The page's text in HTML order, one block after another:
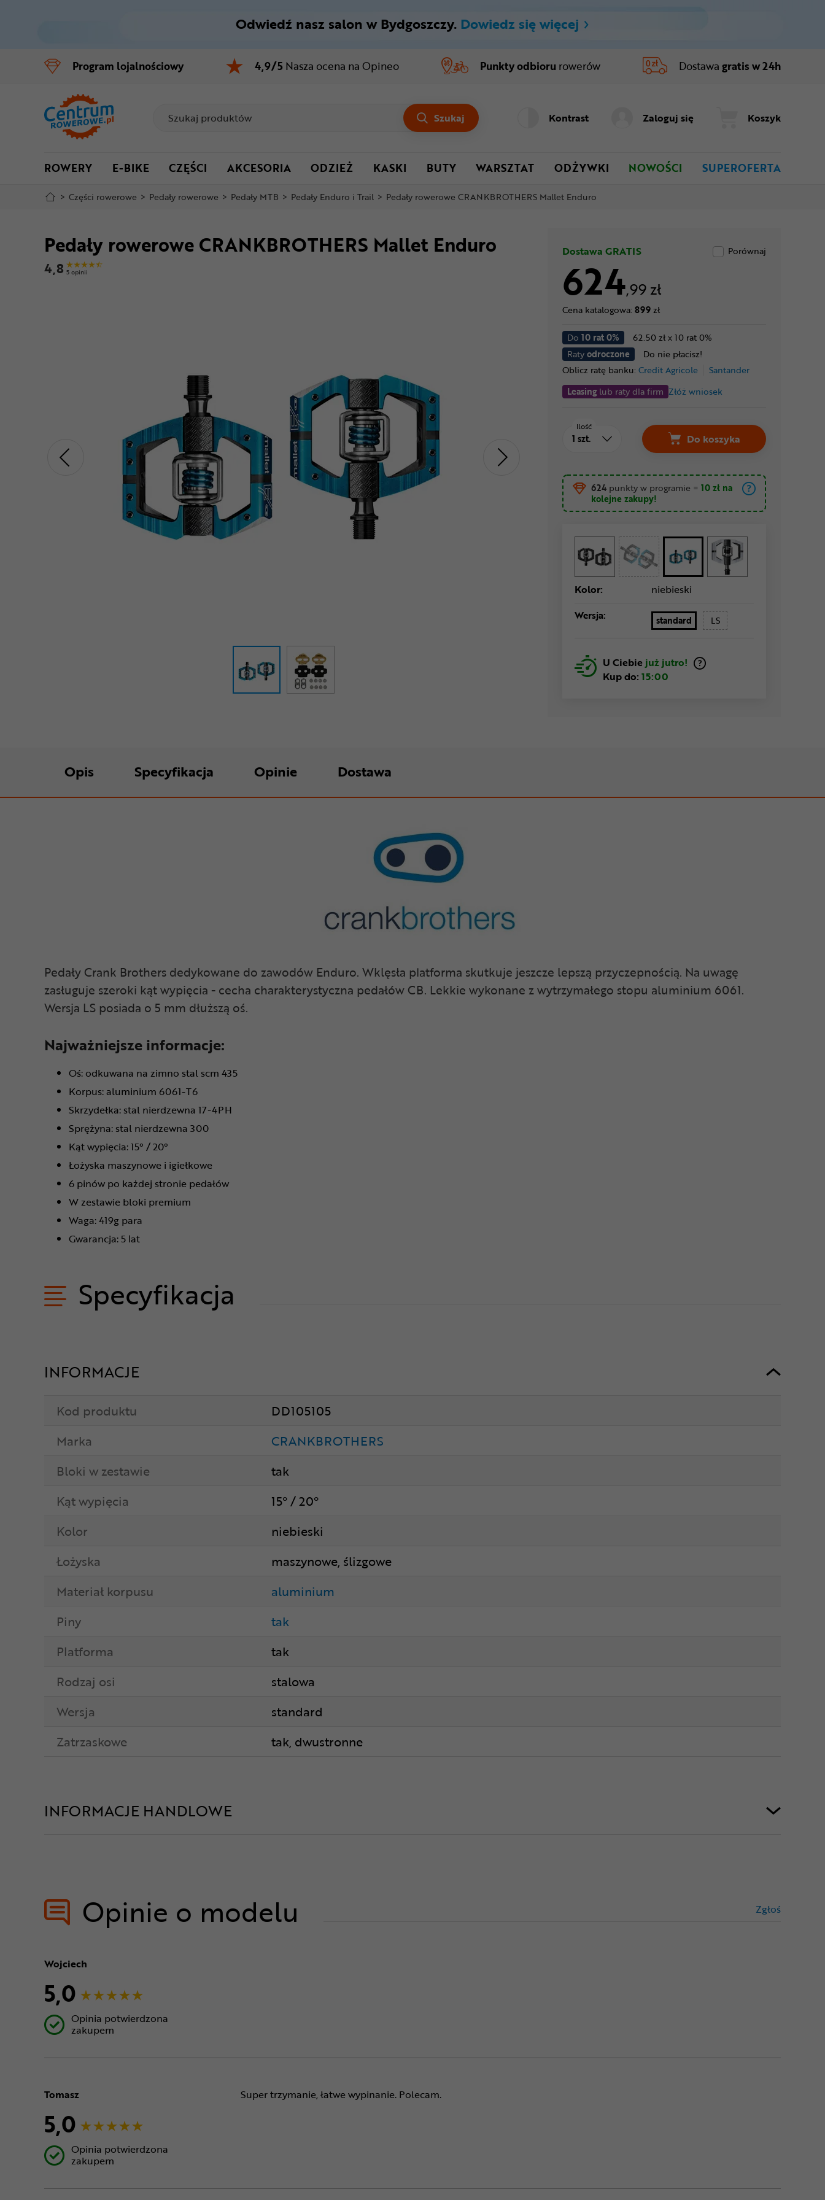
Menu główne
Informacje o produkcie
Do koszyka
Szczegółowe informacje
Mapa strony
Odwiedź nasz salon w Bydgoszczy. Dowiedz się więcej
Program lojalnościowy 4,9/5 Nasza ocena na Opineo Punkty odbioru rowerów Dostawa gratis w 24h
Szukaj Kontrast Zaloguj się Koszyk
ROWERY E-BIKE CZĘŚCI AKCESORIA ODZIEŻ KASKI BUTY WARSZTAT ODŻYWKI NOWOŚCI SUPEROFERTA
> Części rowerowe > Pedały rowerowe > Pedały MTB > Pedały Enduro i Trail > Pedały rowerowe CRANKBROTHERS Mallet Enduro
Pedały rowerowe CRANKBROTHERS Mallet Enduro
4,8 5 opinii
Dostawa GRATIS Porównaj
624,99 zł
Cena katalogowa: 899zł
Do 10 rat 0%
62.50 zł x 10 rat 0%
Ratyodroczone
Do nie płacisz!
Oblicz ratę banku: Credit Agricole
Santander
Leasinglub raty dla firm Złóż wniosek
Ilość
Do koszyka
624 punkty w programie = 10 zł na
kolejne zakupy!
Kolor: niebieski
Wersja: standard LS
U Ciebie już jutro!
Kup do: 15:00
Opis Specyfikacja Opinie Dostawa
Pedały Crank Brothers dedykowane do zawodów Enduro. Wklęsła platforma skutkuje jeszcze lepszą przyczepnością. Na uwagę
zasługuje szeroki kąt wypięcia - cecha charakterystyczna pedałów CB. Lekkie wykonane z wytrzymałego stopu aluminium 6061.
Wersja LS posiada o 5 mm dłuższą oś.
Najważniejsze informacje:
Oś: odkuwana na zimno stal scm 435
Korpus: aluminium 6061-T6
Skrzydełka: stal nierdzewna 17-4PH
Sprężyna: stal nierdzewna 300
Kąt wypięcia: 15° / 20°
Łożyska maszynowe i igiełkowe
6 pinów po każdej stronie pedałów
W zestawie bloki premium
Waga: 419g para
Gwarancja: 5 lat
Specyfikacja
INFORMACJE
Kod produktu
DD105105
Marka
CRANKBROTHERS
Bloki w zestawie
tak
Kąt wypięcia
15° / 20°
Kolor
niebieski
Łożyska
maszynowe, ślizgowe
Materiał korpusu
aluminium
Piny
tak
Platforma
tak
Rodzaj osi
stalowa
Wersja
standard
Zatrzaskowe
tak, dwustronne
INFORMACJE HANDLOWE
Opinie o modelu Zgłoś
Wojciech
5,0
Opinia potwierdzona
zakupem
Tomasz
5,0
Opinia potwierdzona
zakupem
Super trzymanie, łatwe wypinanie. Polecam.